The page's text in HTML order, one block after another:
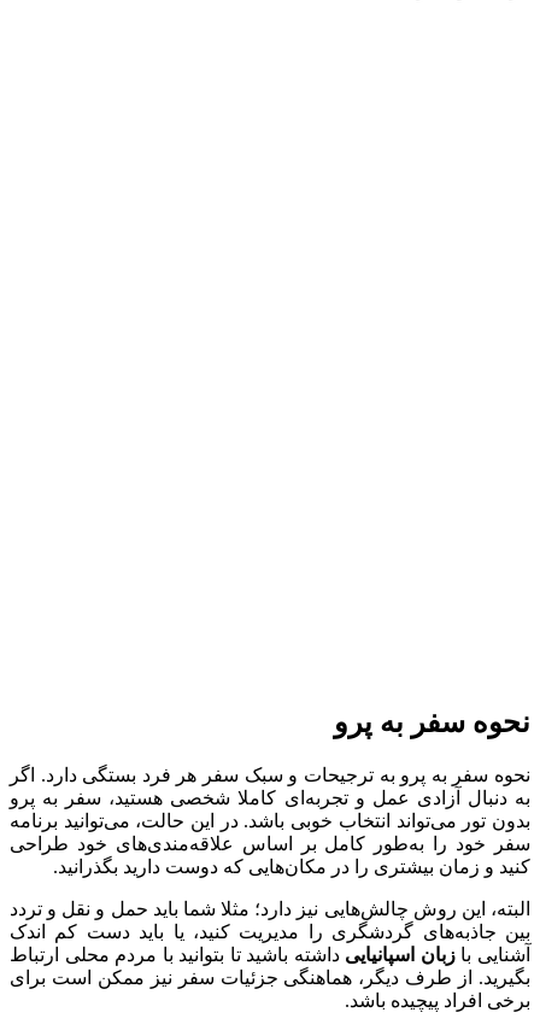
نحوه سفر به پرو
نحوه سفر به پرو به ترجیحات و سبک سفر هر فرد بستگی دارد. اگر
به دنبال آزادی عمل و تجربه‌ای کاملا شخصی هستید، سفر به پرو
بدون تور می‌تواند انتخاب خوبی باشد. در این حالت، می‌توانید برنامه
سفر خود را به‌طور کامل بر اساس علاقه‌مندی‌های خود طراحی
کنید و زمان بیشتری را در مکان‌هایی که دوست دارید بگذرانید.
البته، این روش چالش‌هایی نیز دارد؛ مثلا شما باید حمل و نقل و تردد
بین جاذبه‌های گردشگری را مدیریت کنید، یا باید دست کم اندک
آشنایی بازبان اسپانیایی داشته باشید تا بتوانید با مردم محلی ارتباط
بگیرید. از طرف دیگر،‌ هماهنگی جزئیات سفر نیز ممکن است برای
برخی افراد پیچیده باشد.